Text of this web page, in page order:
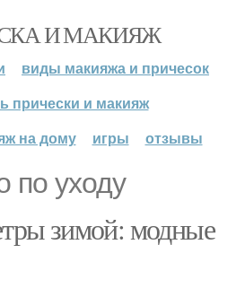
И МАКИЯЖ
виды макияжа и причесок
прически и макияж
на дому
игры отзывы
по уходу
зимой: модные